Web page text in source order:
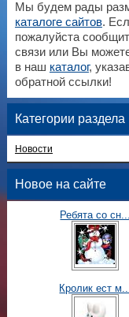
Мы будем рады
каталоге сайтов.
пожалуйста
связи или Вы
в наш каталог,
обратной ссылки!
Категории раздела
Новости
Новое на сайте
Ребята со сн...
Кролик ест